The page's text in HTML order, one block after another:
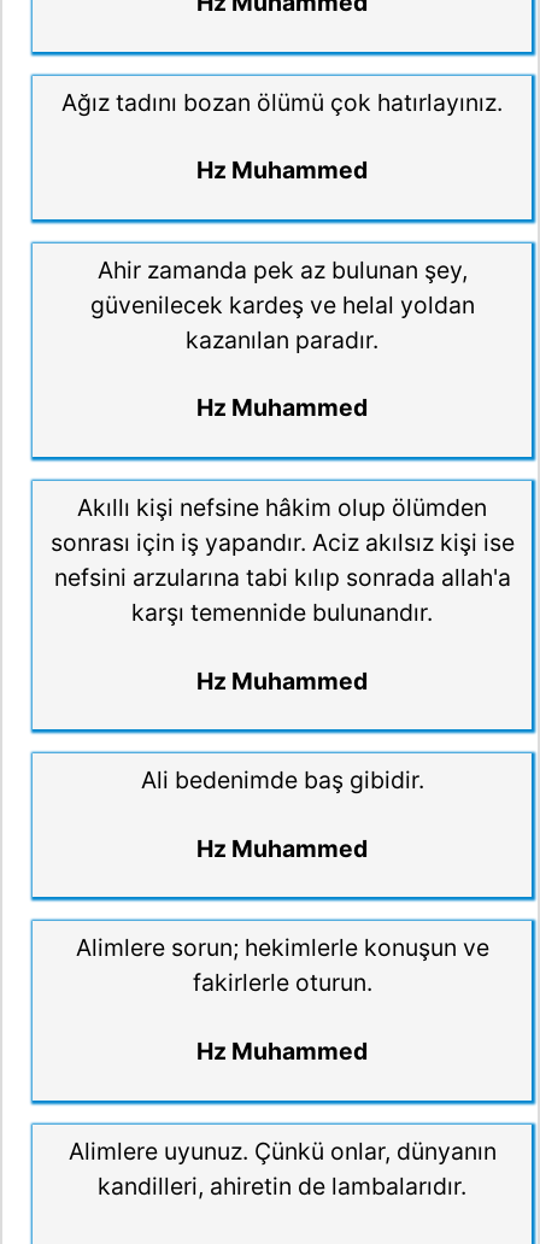
Ağız tadını bozan ölümü çok hatırlayınız.
Hz Muhammed
Ahir zamanda pek az bulunan şey,
güvenilecek kardeş ve helal yoldan
kazanılan paradır.
Hz Muhammed
Akıllı kişi nefsine hâkim olup ölümden
sonrası için iş yapandır. Aciz akılsız kişi ise
nefsini arzularına tabi kılıp sonrada allah'a
karşı temennide bulunandır.
Hz Muhammed
Ali bedenimde baş gibidir.
Hz Muhammed
Alimlere sorun; hekimlerle konuşun ve
fakirlerle oturun.
Hz Muhammed
Alimlere uyunuz. Çünkü onlar, dünyanın
kandilleri, ahiretin de lambalarıdır.